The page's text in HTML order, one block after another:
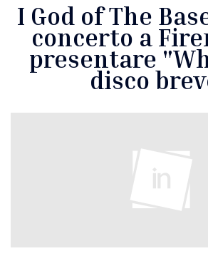
I God of The
concerto a
presentare
disco